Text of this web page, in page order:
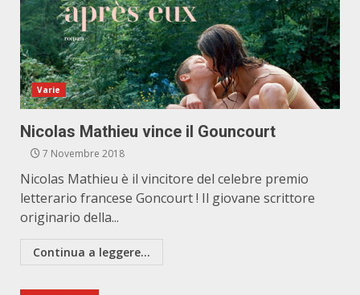
Varie
Nicolas Mathieu vince il Gouncourt
7 Novembre 2018
Nicolas Mathieu è il vincitore del celebre premio
letterario francese Goncourt ! Il giovane scrittore
originario della...
Continua a leggere...